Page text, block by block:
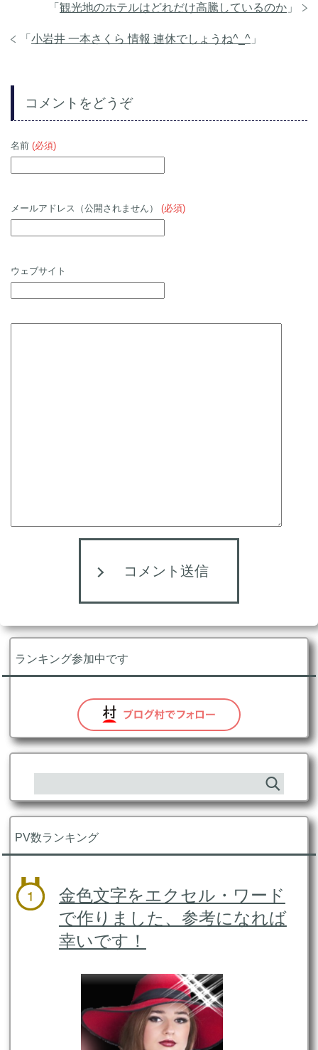
「 観光地のホテルはどれだけ高騰しているのか 」
「 小岩井 一本さくら 情報 連休でしょうね^_^ 」
コメントをどうぞ
名前 (必須)
メールアドレス（公開されません） (必須)
ウェブサイト
コメント送信
ランキング参加中です
PV数ランキング
金色文字をエクセル・ワード
で作りました、参考になれば
幸いです！